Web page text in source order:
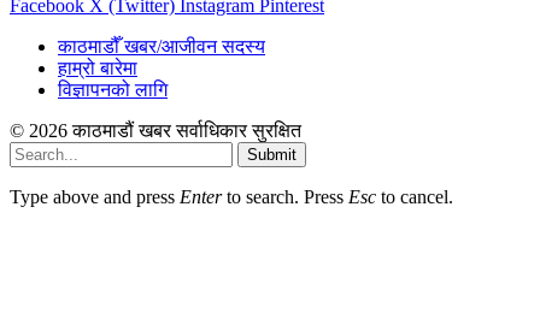
Facebook X (Twitter) Instagram Pinterest
काठमाडौँ खबर/आजीवन सदस्य
हाम्रो बारेमा
विज्ञापनको लागि
© 2026 काठमाडौं खबर सर्वाधिकार सुरक्षित
Submit
Type above and press Enterto search. Press Esc to cancel.